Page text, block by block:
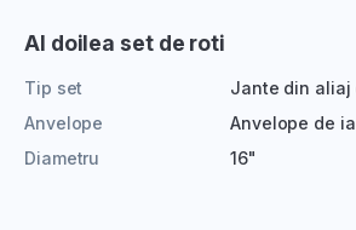
Al doilea set de roti
Tip set
Jante din aliaj
Anvelope
Anvelope de
Diametru
16"